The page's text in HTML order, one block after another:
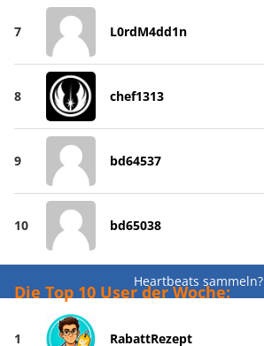
7 L0rdM4dd1n
8 chef1313
9 bd64537
10 bd65038
Heartbeats sammeln?
Die Top 10 User der Woche:
1 RabattRezept